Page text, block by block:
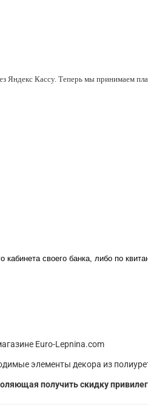
Яндекс Кассу. Теперь мы принимаем
своего банка, либо по
Euro-Lepnina.com
элементы декора из
получить скидку